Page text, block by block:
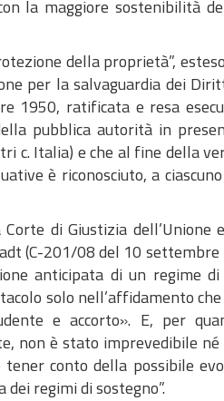
la maggiore sostenibilità
della proprietà”,
per la salvaguardia dei
1950, ratificata e resa
pubblica autorità in
c. Italia) e che al fine della
è riconosciuto, a
di Giustizia dell’Unione
(C-201/08 del 10
anticipata di un regime
solo nell’affidamento
e accorto». E, per
non è stato imprevedibile
tener conto della possibile
regimi di sostegno”.